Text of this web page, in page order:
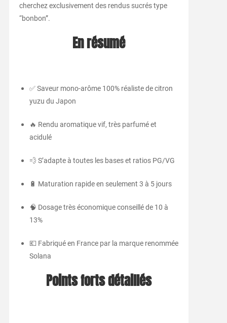
cherchez exclusivement des rendus sucrés type
“bonbon”.
En résumé
✅ Saveur mono-arôme 100% réaliste de citron
yuzu du Japon
🔥 Rendu aromatique vif, très parfumé et
acidulé
💨 S’adapte à toutes les bases et ratios PG/VG
🔋 Maturation rapide en seulement 3 à 5 jours
🧠 Dosage très économique conseillé de 10 à
13%
💶 Fabriqué en France par la marque renommée
Solana
Points forts détaillés